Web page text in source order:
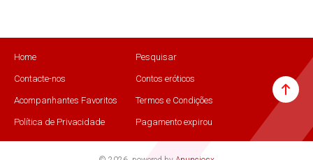
Home Pesquisar
Contacte-nos Contos eróticos
Acompanhantes Favoritos Termos e Condições
Política de Privacidade Pagamento expirou